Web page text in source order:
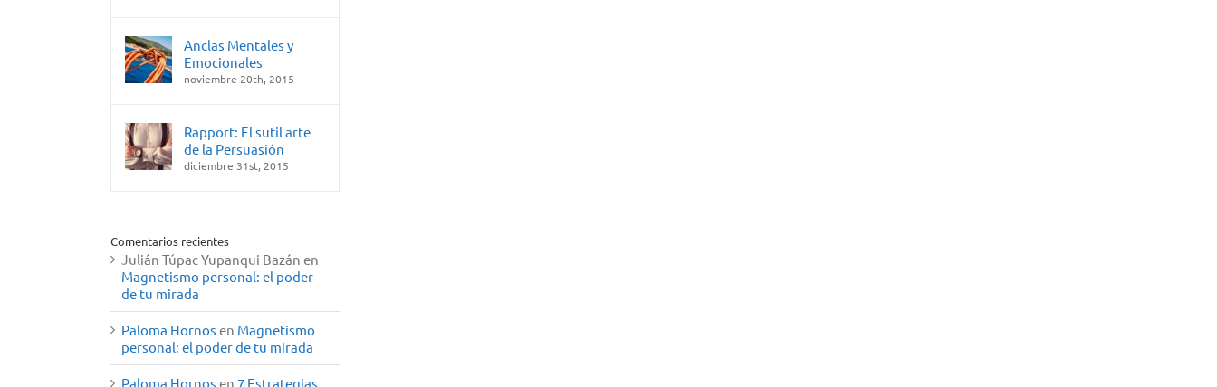
Anclas Mentales y
Emocionales
noviembre 20th, 2015
Rapport: El sutil arte
de la Persuasión
diciembre 31st, 2015
Comentarios recientes
Julián Túpac Yupanqui Bazán en
Magnetismo personal: el poder
de tu mirada
Paloma Hornos en Magnetismo
personal: el poder de tu mirada
Paloma Hornos en 7 Estrategias